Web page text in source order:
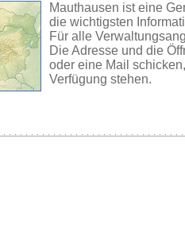
Mauthausen ist eine
die wichtigsten
Für alle
Die Adresse und die
oder eine Mail
Verfügung stehen.